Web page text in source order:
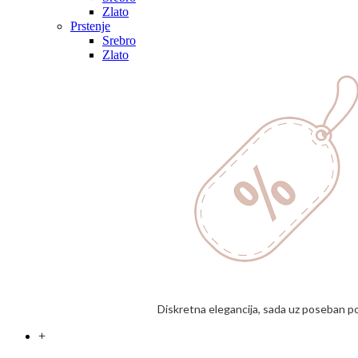
Zlato
Prstenje
Srebro
Zlato
Diskretna elegancija, sada uz poseban
+